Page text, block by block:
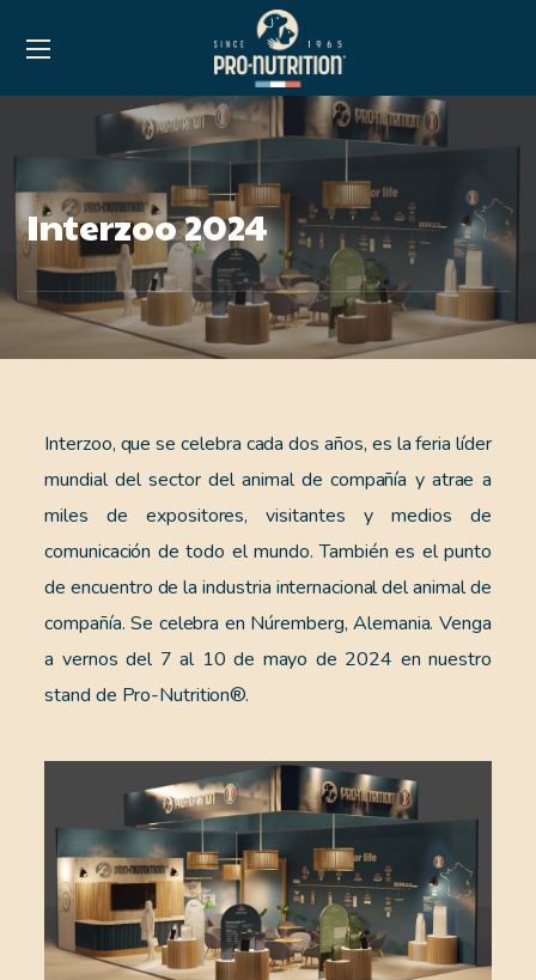
Interzoo 2024
Interzoo, que se celebra cada dos años, es la feria líder
mundial del sector del animal de compañía y atrae a
miles de expositores, visitantes y medios de
comunicación de todo el mundo. También es el punto
de encuentro de la industria internacional del animal de
compañía. Se celebra en Núremberg, Alemania. Venga
a vernos del 7 al 10 de mayo de 2024 en nuestro
stand de Pro-Nutrition®.